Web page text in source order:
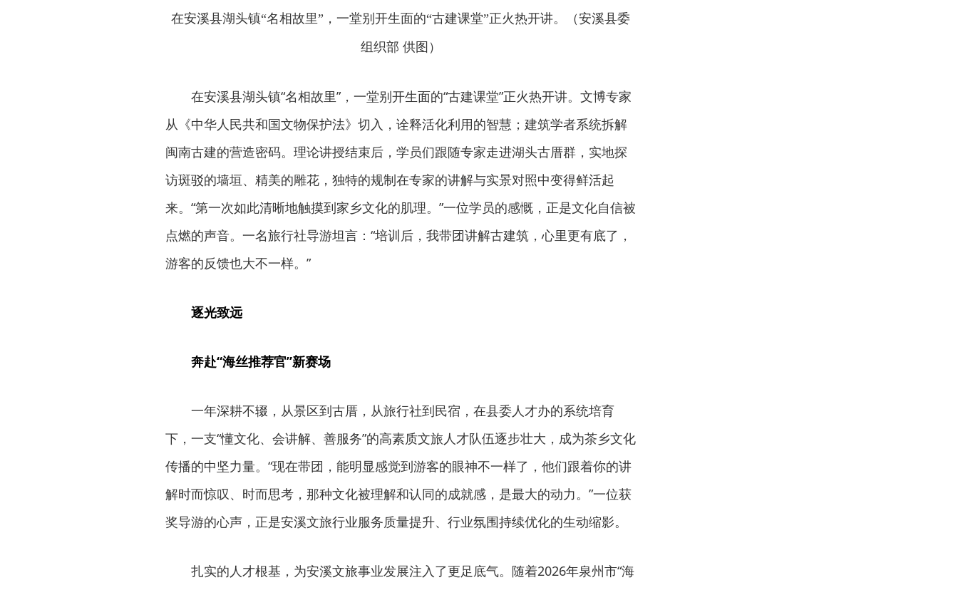
在安溪县湖头镇“名相故里”，一堂别开生面的“古建课堂”正火热开讲。（安溪县委
组织部 供图）
在安溪县湖头镇“名相故里”，一堂别开生面的“古建课堂”正火热开讲。文博专家
从《中华人民共和国文物保护法》切入，诠释活化利用的智慧；建筑学者系统拆解
闽南古建的营造密码。理论讲授结束后，学员们跟随专家走进湖头古厝群，实地探
访斑驳的墙垣、精美的雕花，独特的规制在专家的讲解与实景对照中变得鲜活起
来。“第一次如此清晰地触摸到家乡文化的肌理。”一位学员的感慨，正是文化自信被
点燃的声音。一名旅行社导游坦言：“培训后，我带团讲解古建筑，心里更有底了，
游客的反馈也大不一样。”
逐光致远
奔赴“海丝推荐官”新赛场
一年深耕不辍，从景区到古厝，从旅行社到民宿，在县委人才办的系统培育
下，一支“懂文化、会讲解、善服务”的高素质文旅人才队伍逐步壮大，成为茶乡文化
传播的中坚力量。“现在带团，能明显感觉到游客的眼神不一样了，他们跟着你的讲
解时而惊叹、时而思考，那种文化被理解和认同的成就感，是最大的动力。”一位获
奖导游的心声，正是安溪文旅行业服务质量提升、行业氛围持续优化的生动缩影。
扎实的人才根基，为安溪文旅事业发展注入了更足底气。随着2026年泉州市“海